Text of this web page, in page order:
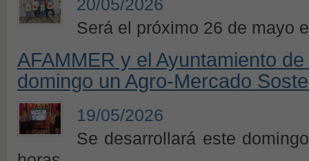
Será el próximo 26 de mayo
AFAMMER y el Ayuntamiento
domingo un Agro-Mercado
19/05/2026
Se desarrollará este